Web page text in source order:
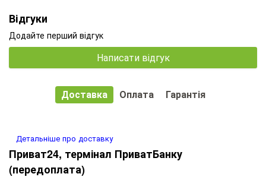
Відгуки
Додайте перший відгук
Написати відгук
Доставка Оплата Гарантія
Детальніше про доставку
Приват24, термінал ПриватБанку
(передоплата)